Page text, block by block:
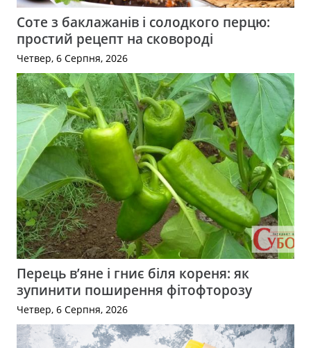
Соте з баклажанів і солодкого перцю:
простий рецепт на сковороді
Четвер, 6 Серпня, 2026
Перець в’яне і гниє біля кореня: як
зупинити поширення фітофторозу
Четвер, 6 Серпня, 2026